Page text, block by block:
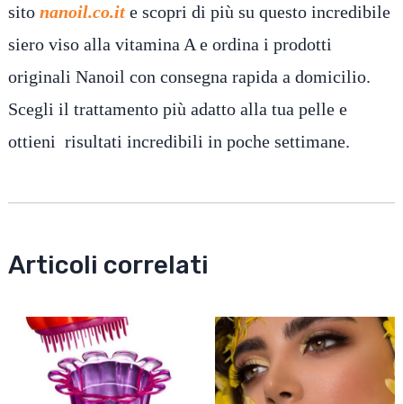
sito nanoil.co.it e scopri di più su questo incredibile
siero viso alla vitamina A e ordina i prodotti
originali Nanoil con consegna rapida a domicilio.
Scegli il trattamento più adatto alla tua pelle e
ottieni risultati incredibili in poche settimane.
Articoli correlati